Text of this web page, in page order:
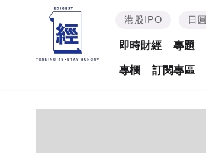
港股IPO 日圓
即時財經 專題
專欄 訂閱專區